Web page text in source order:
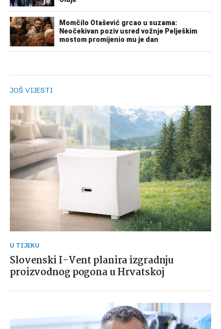
JOŠ VIJESTI
U TIJEKU
Slovenski I-Vent planira izgradnju
proizvodnog pogona u Hrvatskoj